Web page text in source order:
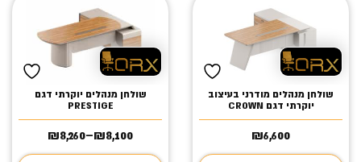
שולחן מנהלים מודרני בעיצוב
יוקרתי דגם CROWN
₪6,600
שולחן מנהלים יוקרתי דגם
PRESTIGE
₪8,100
–
₪8,260
טווח
מחירים: